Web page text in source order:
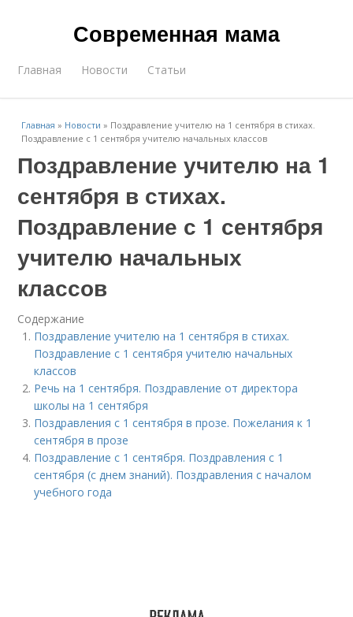
Современная мама
Главная Новости Статьи
Главная » Новости » Поздравление учителю на 1 сентября в стихах.
Поздравление с 1 сентября учителю начальных классов
Поздравление учителю на 1
сентября в стихах.
Поздравление с 1 сентября
учителю начальных
классов
Содержание
Поздравление учителю на 1 сентября в стихах.
Поздравление с 1 сентября учителю начальных
классов
Речь на 1 сентября. Поздравление от директора
школы на 1 сентября
Поздравления с 1 сентября в прозе. Пожелания к 1
сентября в прозе
Поздравление с 1 сентября. Поздравления с 1
сентября (с днем знаний). Поздравления с началом
учебного года